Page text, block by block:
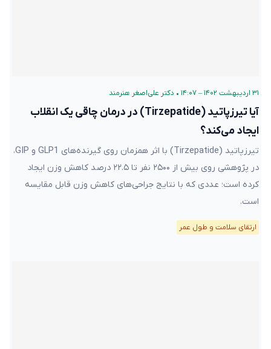
۳۱ اردیبهشت ۱۴۰۲ – ۱۴:۰۷ • دکتر علی‌اصغر هنرمند
آیا تیرزپاتید (Tirzepatide) در درمان چاقی یک انقلاب
ایجاد می‌کند؟
تیرزپاتید (Tirzepatide) با اثر همزمان روی گیرنده‌های GLP1 و GIP،
در پژوهشی روی بیش از ۲۵۰۰ نفر تا ۲۲.۵ درصد کاهش وزن ایجاد
کرده است؛ عددی که با نتایج جراحی‌های کاهش وزن قابل مقایسه
است.
ارتقای سلامت و طول عمر